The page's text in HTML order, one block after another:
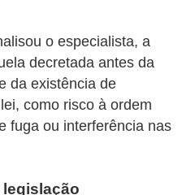
o especialista, a
decretada antes da
da existência de
como risco à ordem
fuga ou interferência nas
legislação